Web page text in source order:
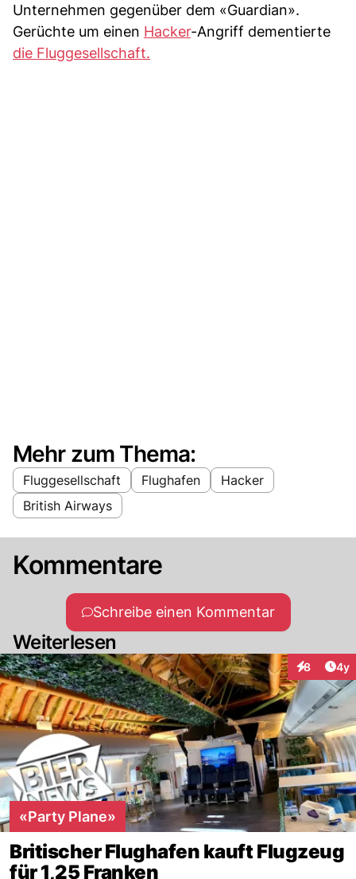
Unternehmen gegenüber dem «Guardian».
Gerüchte um einen Hacker-Angriff dementierte
die Fluggesellschaft.
Mehr zum Thema:
Fluggesellschaft Flughafen
Hacker
British Airways
Kommentare
Schreibe einen Kommentar
Weiterlesen
8 4y
«Party Plane»
Britischer Flughafen kauft Flugzeug
für 1,25 Franken